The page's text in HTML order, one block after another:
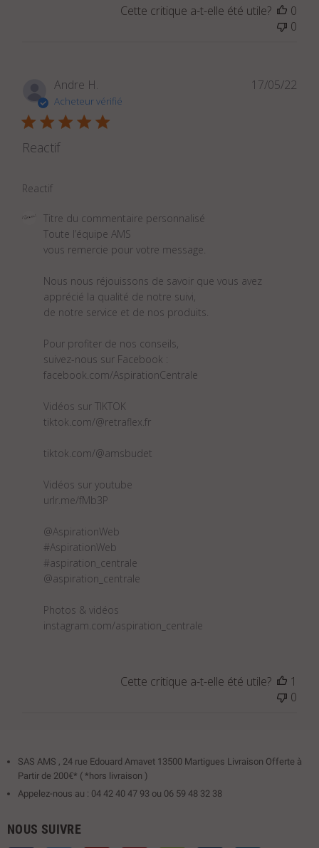
Cette critique a-t-elle été utile?
0
0
Andre H.
Acheteur vérifié
Reactif
Reactif
Commentaires
propriétaire
magasin
l'examen
Titre
commentaire
Titre du commentaire personnalisé
Toute l’équipe AMS
vous remercie pour votre message.
Nous nous réjouissons de savoir que vous avez
apprécié la qualité de notre suivi,
de notre service et de nos produits.
Pour profiter de nos conseils,
suivez-nous sur Facebook :
facebook.com/AspirationCentrale
Vidéos sur TIKTOK
tiktok.com/@retraflex.fr
tiktok.com/@amsbudet
Vidéos sur youtube
urlr.me/fMb3P
@AspirationWeb
#AspirationWeb
#aspiration_centrale
@aspiration_centrale
Photos & vidéos
instagram.com/aspiration_centrale
17/05/22
Cette critique a-t-elle été utile?
1
0
SAS AMS , 24 rue Edouard Amavet 13500 Martigues Livraison Offerte à
Partir de 200€* ( *hors livraison )
Appelez-nous au : 04 42 40 47 93 ou 06 59 48 32 38
NOUS SUIVRE